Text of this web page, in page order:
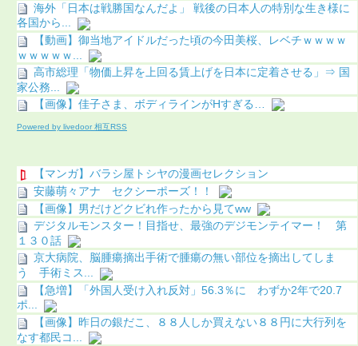
海外「日本は戦勝国なんだよ」 戦後の日本人の特別な生き様に
各国から...
【動画】御当地アイドルだった頃の今田美桜、レベチｗｗｗｗ
ｗｗｗｗｗ...
高市総理「物価上昇を上回る賃上げを日本に定着させる」⇒ 国
家公務...
【画像】佳子さま、ボディラインがHすぎる…
Powered by livedoor 相互RSS
【マンガ】バラシ屋トシヤの漫画セレクション
安藤萌々アナ セクシーポーズ！！
【画像】男だけどクビれ作ったから見てww
デジタルモンスター！目指せ、最強のデジモンテイマー！ 第
１３０話
京大病院、脳腫瘍摘出手術で腫瘍の無い部位を摘出してしま
う 手術ミス...
【急増】「外国人受け入れ反対」56.3％に わずか2年で20.7
ポ...
【画像】昨日の銀だこ、８８人しか買えない８８円に大行列を
なす都民コ...